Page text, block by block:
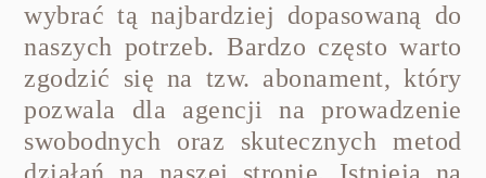
wybrać tą najbardziej dopasowaną do
naszych potrzeb. Bardzo często warto
zgodzić się na tzw. abonament, który
pozwala dla agencji na prowadzenie
swobodnych oraz skutecznych metod